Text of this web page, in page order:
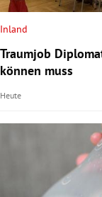
Inland
Traumjob
können muss
Heute